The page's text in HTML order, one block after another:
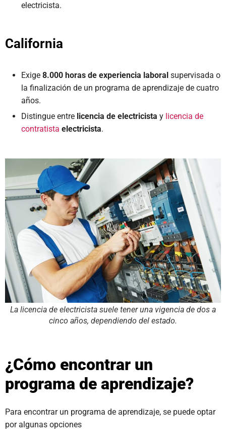
electricista.
California
Exige 8.000 horas de experiencia laboral supervisada o
la finalización de un programa de aprendizaje de cuatro
años.
Distingue entre licencia de electricista y licencia de
contratista electricista.
La licencia de electricista suele tener una vigencia de dos a
cinco años, dependiendo del estado.
¿Cómo encontrar un
programa de aprendizaje?
Para encontrar un programa de aprendizaje, se puede optar
por algunas opciones